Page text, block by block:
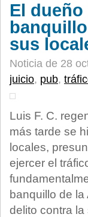
El
sus
Noticia de 28
juicio, pub,
Luis F. C.
más tarde se
locales,
ejercer el
banquillo de
delito contra